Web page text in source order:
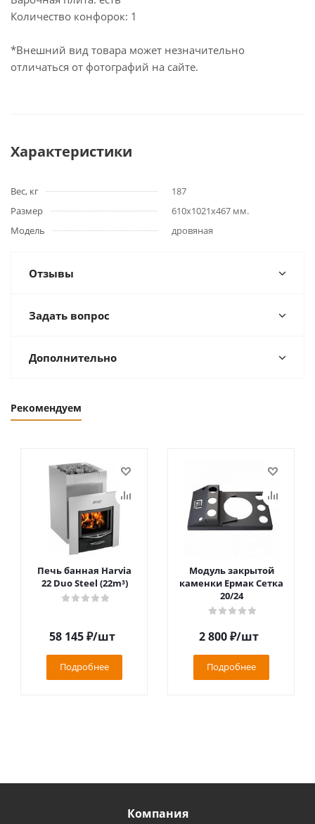
Количество конфорок: 1
*Внешний вид товара может незначительно
отличаться от фотографий на сайте.
Характеристики
Вес, кг
187
Размер
610х1021х467 мм.
Модель
дровяная
Отзывы
Задать вопрос
Дополнительно
Рекомендуем
Печь банная Harvia
22 Duo Steel (22m³)
58 145₽/шт
Подробнее
Модуль закрытой
каменки Ермак Сетка
20/24
2 800₽/шт
Подробнее
Компания